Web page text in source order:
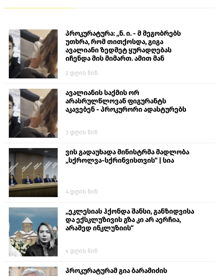
პროკურატურა: „ნ. ი. - მ მეგობრებს
უთხრა, რომ თითქოსდა, გიგა
ავალიანი ზედმეტ ყურადღებას
იჩენდა მის მიმართ. ამით მან
თავს დასხმოდა გიგა ავალიანს“
2 დღის წინ
ავალიანის საქმის ორ
არასრულწლოვან ფიგურანტს
აკავებენ - პროკურორი ადასტურებს
3 დღის წინ
ვის გადაუხადა მინისტრმა მადლობა
„სქროლვა-სქრინვისთვის“ | სია
4 დღის წინ
„ეკლესიას ჰქონდა შანსი, განზიდვისა
და ექსკლუზივის გზა კი არ აერჩია,
არამედ ინკლუზიის“
4 დღის წინ
პროკურატურამ გია ბარამიძის